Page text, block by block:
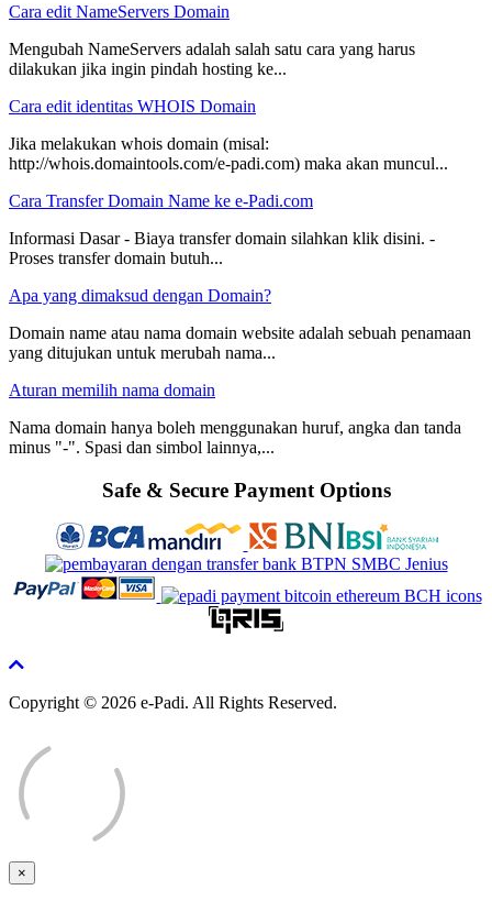
Cara edit NameServers Domain
Mengubah NameServers adalah salah satu cara yang harus
dilakukan jika ingin pindah hosting ke...
Cara edit identitas WHOIS Domain
Jika melakukan whois domain (misal:
http://whois.domaintools.com/e-padi.com) maka akan muncul...
Cara Transfer Domain Name ke e-Padi.com
Informasi Dasar - Biaya transfer domain silahkan klik disini. -
Proses transfer domain butuh...
Apa yang dimaksud dengan Domain?
Domain name atau nama domain website adalah sebuah penamaan
yang ditujukan untuk merubah nama...
Aturan memilih nama domain
Nama domain hanya boleh menggunakan huruf, angka dan tanda
minus "-". Spasi dan simbol lainnya,...
Safe & Secure Payment Options
Copyright © 2026 e-Padi. All Rights Reserved.
×
Close